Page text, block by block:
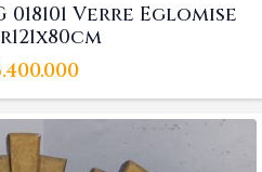
Verre Eglomise